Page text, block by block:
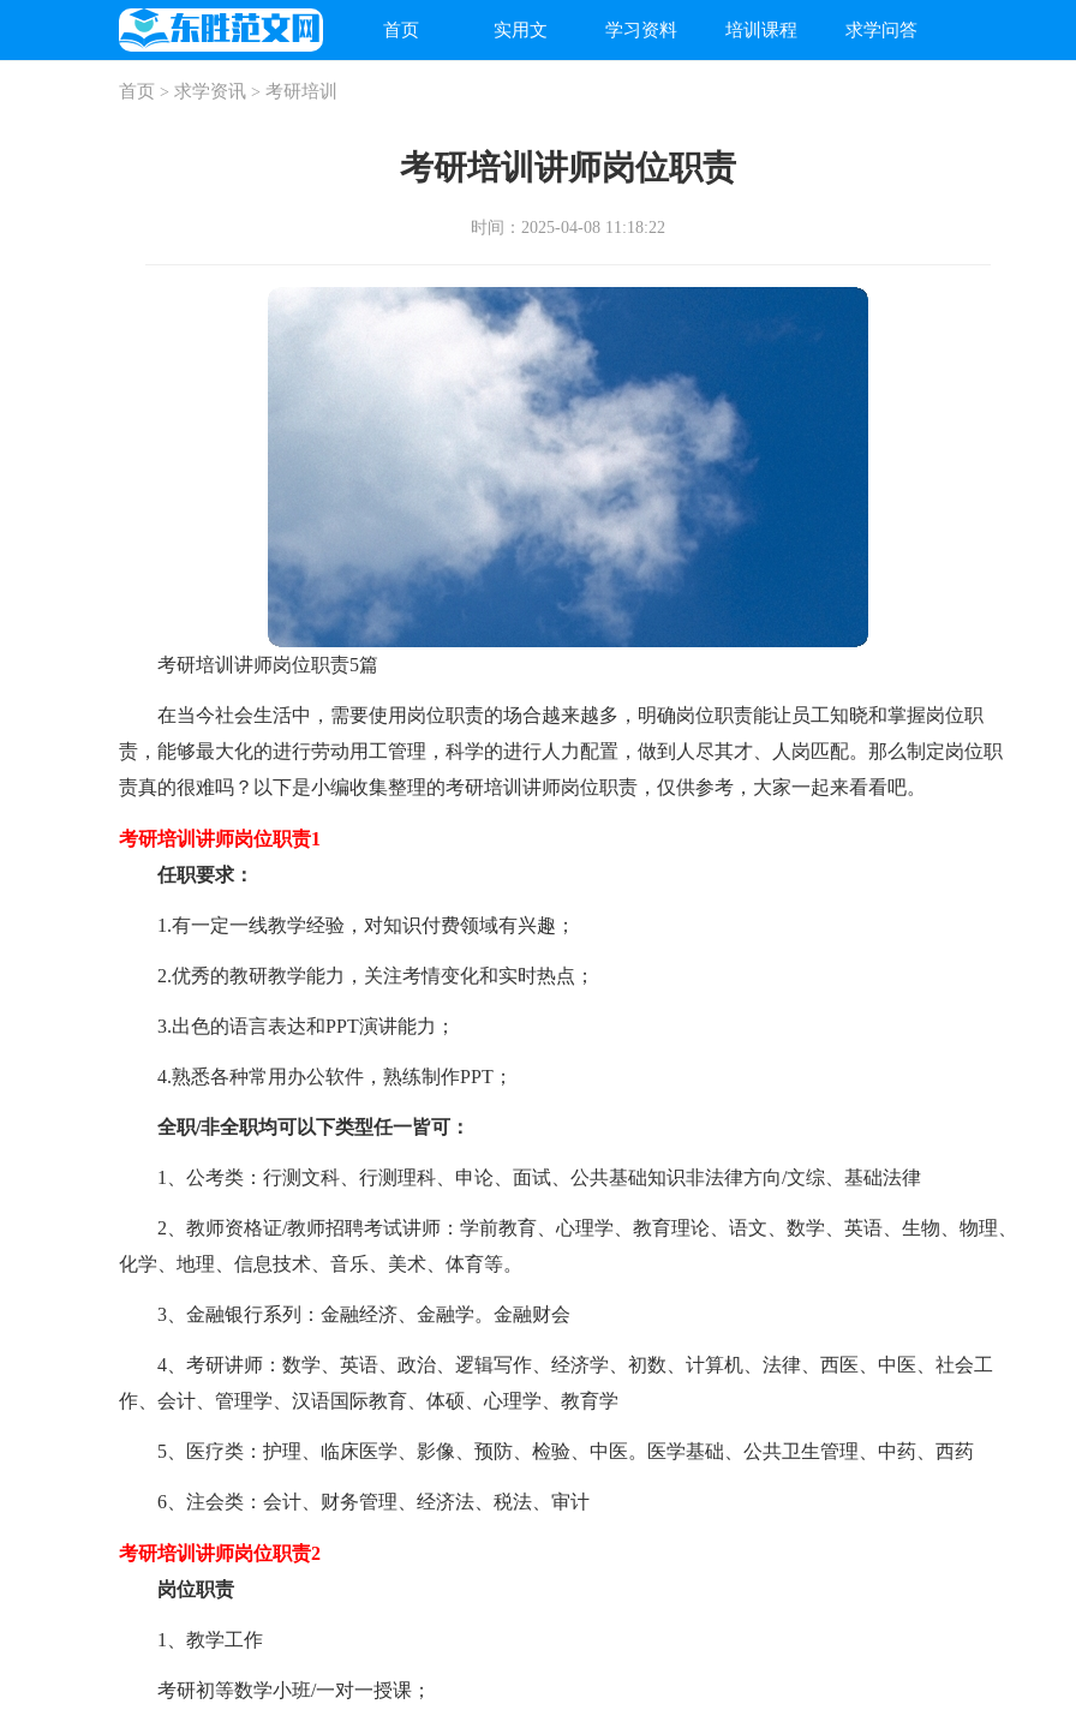
首页 实用文 学习资料 培训课程 求学问答
首页 > 求学资讯> 考研培训
考研培训讲师岗位职责
时间：2025-04-08 11:18:22
考研培训讲师岗位职责5篇
在当今社会生活中，需要使用岗位职责的场合越来越多，明确岗位职责能让员工知晓和掌握岗位职
责，能够最大化的进行劳动用工管理，科学的进行人力配置，做到人尽其才、人岗匹配。那么制定岗位职
责真的很难吗？以下是小编收集整理的考研培训讲师岗位职责，仅供参考，大家一起来看看吧。
考研培训讲师岗位职责1
任职要求：
1.有一定一线教学经验，对知识付费领域有兴趣；
2.优秀的教研教学能力，关注考情变化和实时热点；
3.出色的语言表达和PPT演讲能力；
4.熟悉各种常用办公软件，熟练制作PPT；
全职/非全职均可以下类型任一皆可：
1、公考类：行测文科、行测理科、申论、面试、公共基础知识非法律方向/文综、基础法律
2、教师资格证/教师招聘考试讲师：学前教育、心理学、教育理论、语文、数学、英语、生物、物理、
化学、地理、信息技术、音乐、美术、体育等。
3、金融银行系列：金融经济、金融学。金融财会
4、考研讲师：数学、英语、政治、逻辑写作、经济学、初数、计算机、法律、西医、中医、社会工
作、会计、管理学、汉语国际教育、体硕、心理学、教育学
5、医疗类：护理、临床医学、影像、预防、检验、中医。医学基础、公共卫生管理、中药、西药
6、注会类：会计、财务管理、经济法、税法、审计
考研培训讲师岗位职责2
岗位职责
1、教学工作
考研初等数学小班/一对一授课；